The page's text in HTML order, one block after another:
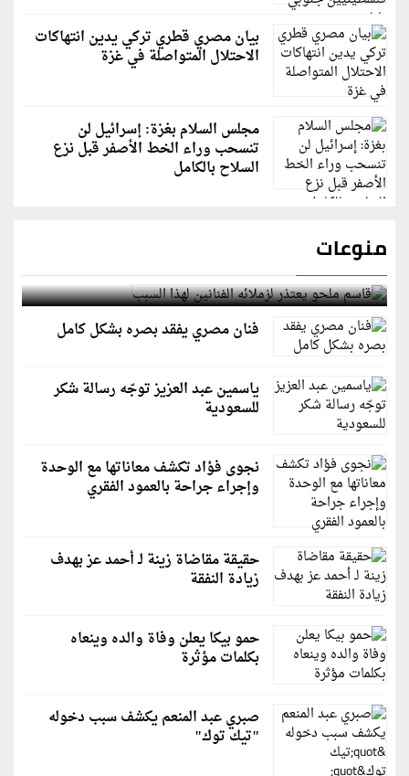
بيان مصري قطري تركي يدين انتهاكات
الاحتلال المتواصلة في غزة
مجلس السلام بغزة: إسرائيل لن
تنسحب وراء الخط الأصفر قبل نزع
السلاح بالكامل
منوعات
قاسم ملحو يعتذر لزملائه الفنانين لهذا السبب
فنان مصري يفقد بصره بشكل كامل
ياسمين عبد العزيز توجّه رسالة شكر
للسعودية
نجوى فؤاد تكشف معاناتها مع الوحدة
وإجراء جراحة بالعمود الفقري
حقيقة مقاضاة زينة لـ أحمد عز بهدف
زيادة النفقة
حمو بيكا يعلن وفاة والده وينعاه
بكلمات مؤثرة
صبري عبد المنعم يكشف سبب دخوله
"تيك توك"